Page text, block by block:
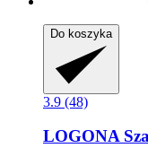
Do koszyka
3.9 (48)
LOGONA